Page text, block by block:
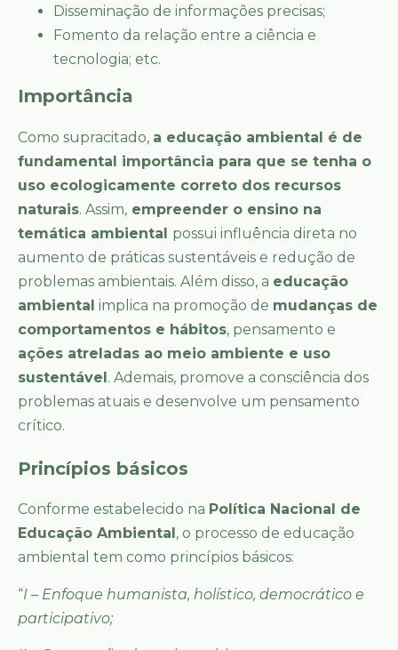
Disseminação de informações precisas;
Fomento da relação entre a ciência e
tecnologia; etc.
Importância
Como supracitado, a educação ambiental é de
fundamental importância para que se tenha o
uso ecologicamente correto dos recursos
naturais. Assim, empreender o ensino na
temática ambiental possui influência direta no
aumento de práticas sustentáveis e redução de
problemas ambientais. Além disso, a educação
ambiental implica na promoção de mudanças de
comportamentos e hábitos, pensamento e
ações atreladas ao meio ambiente e uso
sustentável. Ademais, promove a consciência dos
problemas atuais e desenvolve um pensamento
crítico.
Princípios básicos
Conforme estabelecido na Política Nacional de
Educação Ambiental , o processo de educação
ambiental tem como princípios básicos:
“I – Enfoque humanista, holístico, democrático e
participativo;